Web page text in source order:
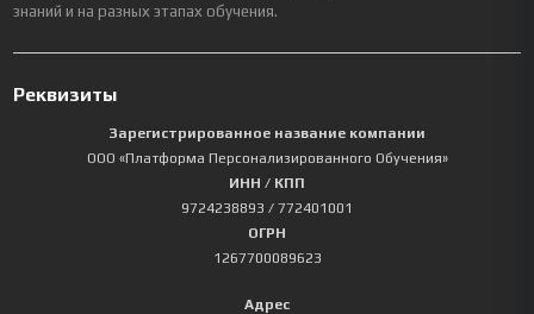
знаний и на разных этапах обучения.
Реквизиты
Зарегистрированное название компании
ООО «Платформа Персонализированного Обучения»
ИНН / КПП
9724238893 / 772401001
ОГРН
1267700089623
Адрес